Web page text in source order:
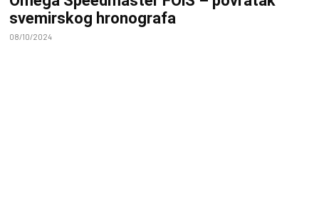
svemirskog hronografa
08/10/2024